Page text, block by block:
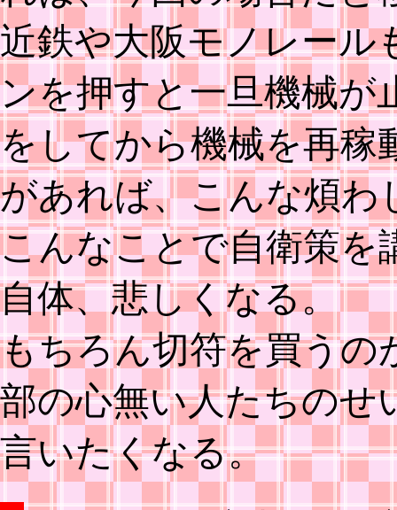
近鉄や大阪モノレール
ンを押すと一旦機械が
をしてから機械を再稼
があれば、こんな煩わ
こんなことで自衛策を
自体、悲しくなる。
もちろん切符を買うの
部の心無い人たちのせ
言いたくなる。